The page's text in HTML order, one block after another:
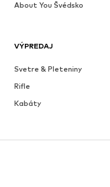
VÝPREDAJ
Svetre & Pleteniny
Rifle
Kabáty
Sukne
About You Švédsko